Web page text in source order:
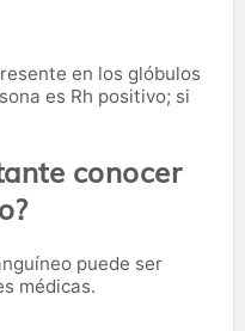
en los glóbulos
es Rh positivo; si
conocer
puede ser
médicas.